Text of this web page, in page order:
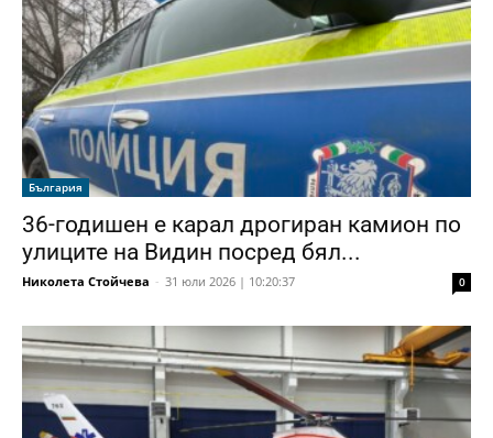
България
36-годишен е карал дрогиран камион по
улиците на Видин посред бял...
Николета Стойчева - 31 юли 2026 | 10:20:37 0